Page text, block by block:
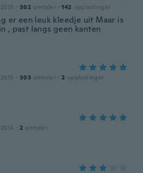
· 302 omtaler · 142 opplastinger
er een leuk kleedje uit Maar is
, past langs geen kanten
· 303 omtaler · 2 opplastinger
· 2 omtaler